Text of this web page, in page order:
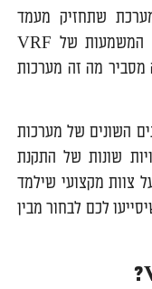
שתחזיק מעמד
לטווח הארוך. אם אי פעם תהיתם מה המשמעות של VRF
מסביר מה זה מערכות
השונים של מערכות
שונות של התקנת
צוות מקצועי שילמד
לכם לבחור מבין